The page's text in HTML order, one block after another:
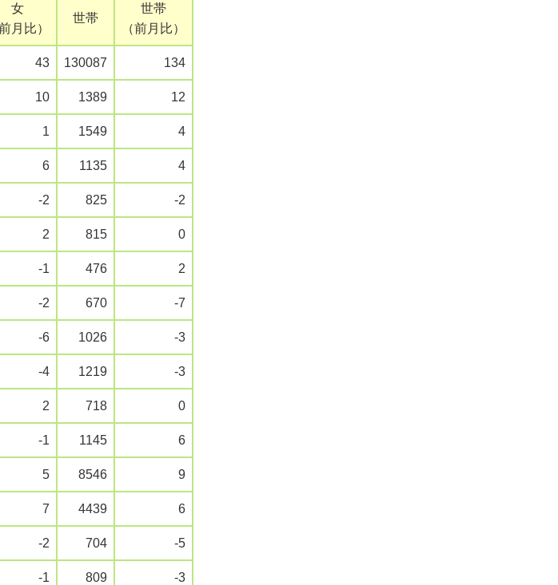
女
前月比）
世帯
世帯
（前月比）
43 130087 134
10 1389 12
1 1549 4
6 1135 4
-2 825 -2
2 815 0
-1 476 2
-2 670 -7
-6 1026 -3
-4 1219 -3
2 718 0
-1 1145 6
5 8546 9
7 4439 6
-2 704 -5
-1 809 -3